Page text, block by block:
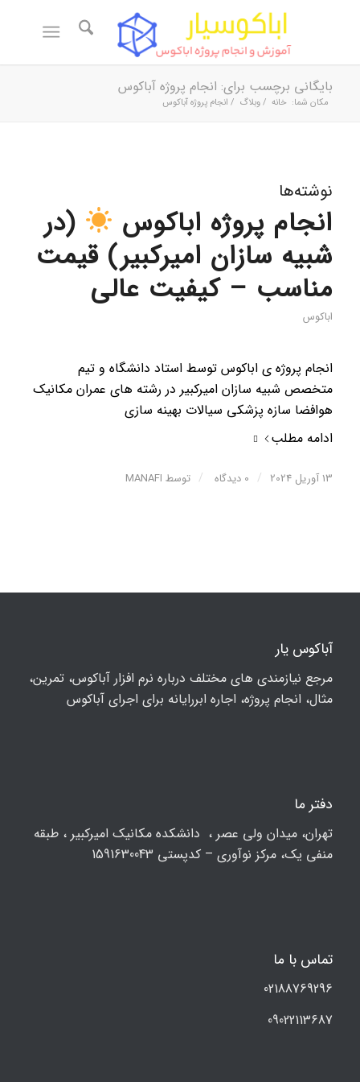
بایگانی برچسب برای: انجام پروژه آباکوس
مکان شما: خانه / وبلاگ / انجام پروژه آباکوس
نوشته‌ها
انجام پروژه اباکوس
(در
شبیه سازان امیرکبیر) قیمت
مناسب – کیفیت عالی
اباکوس
انجام پروژه ی اباکوس توسط استاد دانشگاه و تیم
متخصص شبیه سازان امیرکبیر در رشته های عمران مکانیک
هوافضا سازه پزشکی سیالات بهینه سازی
ادامه مطلب
13 آوریل 2024 / 0 دیدگاه / توسط MANAFI
آباکوس یار
مرجع نیازمندی های مختلف درباره نرم افزار آباکوس، تمرین،
مثال، انجام پروژه، اجاره ابررایانه برای اجرای آباکوس
دفتر ما
تهران، ميدان ولي عصر ، دانشکده مكانيك امیرکبیر ، طبقه
منفی یک، مرکز نوآوری – کدپستی 1591630043
تماس با ما
02188769296
09022113687